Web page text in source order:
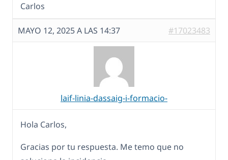
Carlos
MAYO 12, 2025 A LAS 14:37 #17023483
laif-linia-dassaig-i-formacio-
Hola Carlos,
Gracias por tu respuesta. Me temo que no